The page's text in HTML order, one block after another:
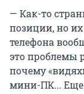
— Как-то
позиции, но
телефона
это проблемы
почему
мини-ПК... Еще